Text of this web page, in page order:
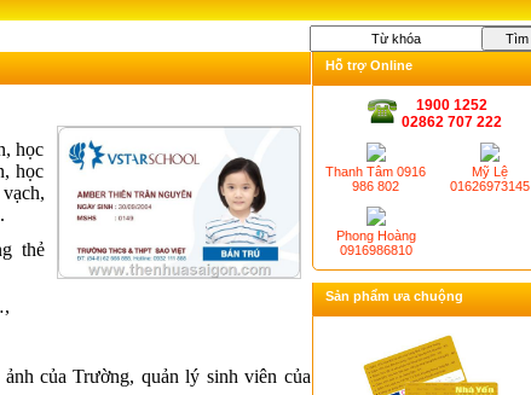
học
học
thẻ
của Trường, quản lý sinh viên của
Hỗ trợ Online
1900 1252
02862 707 222
Thanh Tâm 0916
986 802
Mỹ Lệ
01626973145
Phong Hoàng
0916986810
Sản phẩm ưa chuộng
Thẻ Học Sinh 01
Thẻ VIP In Từ - Ép Kim